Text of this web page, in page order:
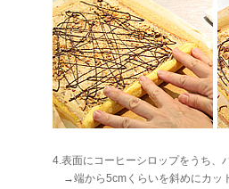
4.表面にコーヒーシロップをうち、
→端から5cmくらいを斜めにカッ